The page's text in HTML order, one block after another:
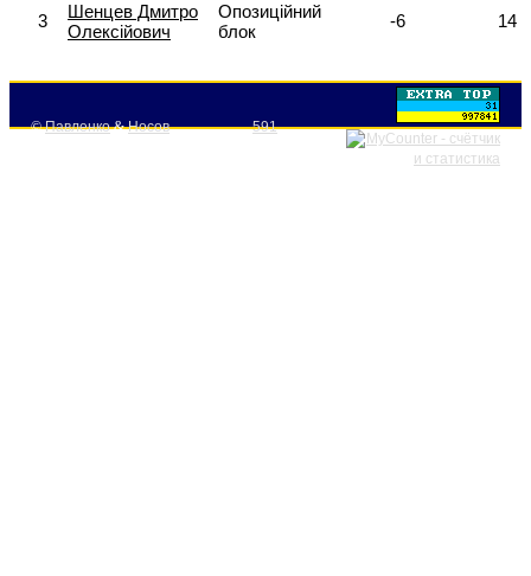
3
Шенцев Дмитро
Олексійович
Опозиційний
блок
-6 14
©Павленко&Носов 591